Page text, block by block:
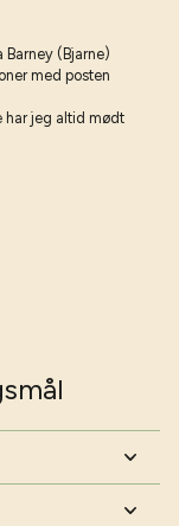
(Bjarne)
med posten
har jeg altid mødt